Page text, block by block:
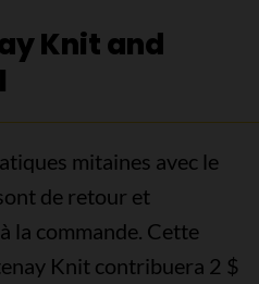
Knit and
mitaines avec le
de retour et
la commande. Cette
Knit contribuera 2 $